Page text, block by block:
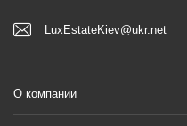
LuxEstateKiev@ukr.net
О компании